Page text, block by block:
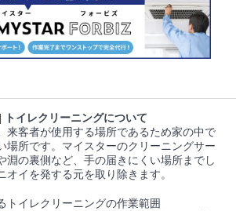
トイレクリーニングについて
来客者が使用する場所であるため家の中で
場所です。マイスターのクリーニングサー
淵の裏側など、手の届きにくい場所までし
オイを発する元を取り除きます。
トイレクリーニングの作業範囲